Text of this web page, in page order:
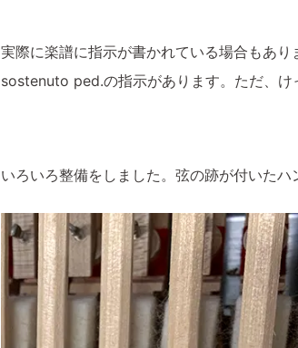
実際に楽譜に指示が書かれている場合もあ
sostenuto ped.の指示があります。ただ、け
いろいろ整備をしました。弦の跡が付いたハ